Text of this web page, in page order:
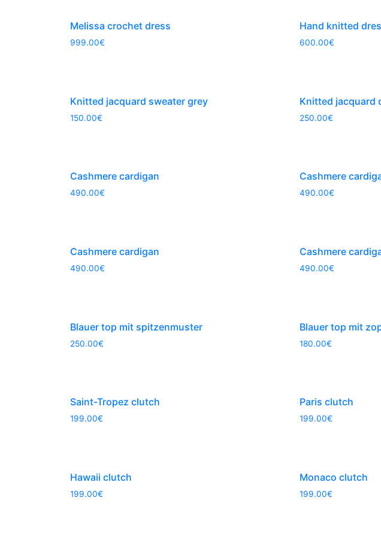
Melissa crochet dress
999.00€
Hand knitted
600.00€
Knitted jacquard sweater grey
150.00€
Knitted jacquard
250.00€
Cashmere cardigan
490.00€
Cashmere
490.00€
Cashmere cardigan
490.00€
Cashmere
490.00€
Blauer top mit spitzenmuster
250.00€
Blauer top mit
180.00€
Saint-Tropez clutch
199.00€
Paris clutch
199.00€
Hawaii clutch
199.00€
Monaco clutch
199.00€